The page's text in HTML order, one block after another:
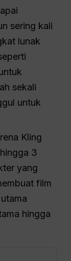
sering kali
lunak
sekali
untuk
Kling
3
yang
film
hingga